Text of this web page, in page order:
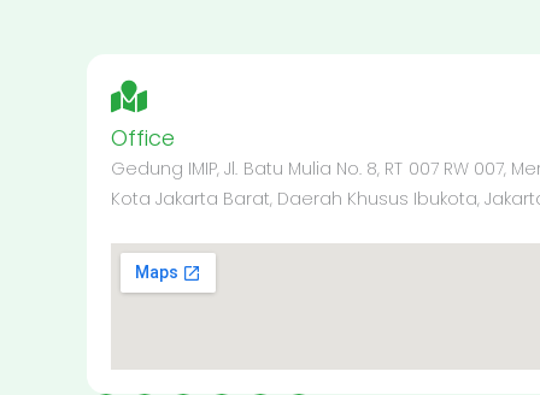
Office
Gedung IMIP, Jl. Batu Mulia No. 8, RT 007 RW 007,
Kota Jakarta Barat, Daerah Khusus Ibukota,